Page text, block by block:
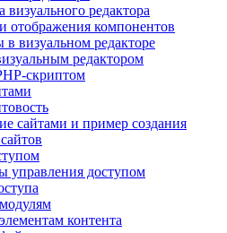
визуального редактора
отображения компонентов
визуальном редакторе
редактором
скриптом
сайтами и пример создания
управления доступом
контента